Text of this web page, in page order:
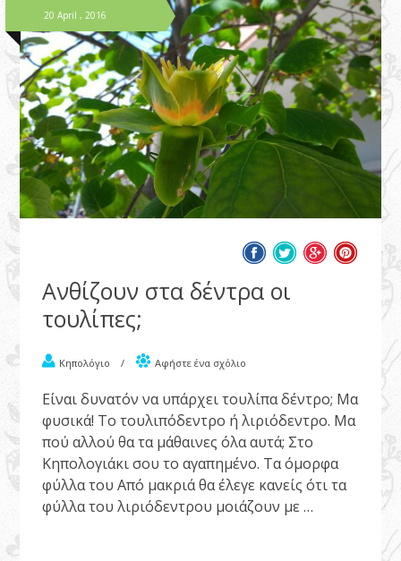
20 April , 2016
Ανθίζουν στα δέντρα οι
τουλίπες;
Κηπολόγιο / Αφήστε ένα σχόλιο
Είναι δυνατόν να υπάρχει τουλίπα δέντρο; Μα
φυσικά! Το τουλιπόδεντρο ή λιριόδεντρο. Μα
πού αλλού θα τα μάθαινες όλα αυτά; Στο
Κηπολογιάκι σου το αγαπημένο. Τα όμορφα
φύλλα του Από μακριά θα έλεγε κανείς ότι τα
φύλλα του λιριόδεντρου μοιάζουν με …